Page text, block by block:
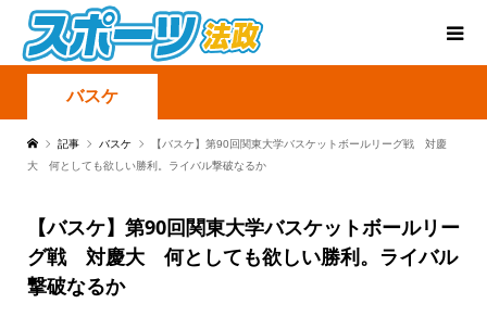
バスケ
記事 バスケ
【バスケ】第90回関東大学バスケットボールリーグ戦 対慶
大 何としても欲しい勝利。ライバル撃破なるか
【バスケ】第90回関東大学バスケットボールリー
グ戦 対慶大 何としても欲しい勝利。ライバル
撃破なるか